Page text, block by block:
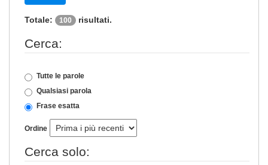
Totale: 100 risultati.
Cerca:
Tutte le parole
Qualsiasi parola
Frase esatta
Ordine
Cerca solo: